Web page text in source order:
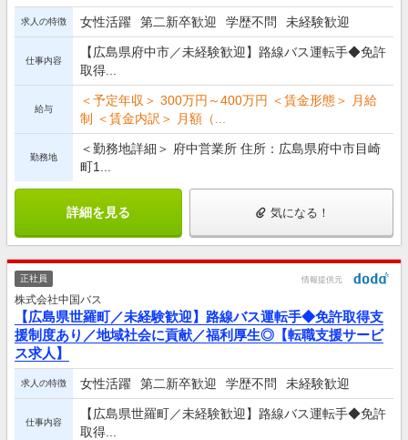
求人の特徴 女性活躍 第二新卒歓迎 学歴不問 未経験歓迎
仕事内容
【広島県府中市／未経験歓迎】路線バス運転手◆免許
取得...
給与
＜予定年収＞ 300万円～400万円 ＜賃金形態＞ 月給
制 ＜賃金内訳＞ 月額（...
勤務地
＜勤務地詳細＞ 府中営業所 住所：広島県府中市目崎
町1...
詳細を見る 気になる！
正社員 情報提供元
株式会社中国バス
【広島県世羅町／未経験歓迎】路線バス運転手◆免許取得支
援制度あり／地域社会に貢献／福利厚生◎【転職支援サービ
ス求人】
求人の特徴 女性活躍 第二新卒歓迎 学歴不問 未経験歓迎
仕事内容
【広島県世羅町／未経験歓迎】路線バス運転手◆免許
取得...